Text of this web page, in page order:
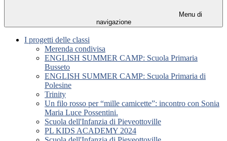
Menu di
navigazione
I progetti delle classi
Merenda condivisa
ENGLISH SUMMER CAMP: Scuola Primaria
Busseto
ENGLISH SUMMER CAMP: Scuola Primaria di
Polesine
Trinity
Un filo rosso per “mille camicette”: incontro con Sonia
Maria Luce Possentini.
Scuola dell'Infanzia di Pieveottoville
PL KIDS ACADEMY 2024